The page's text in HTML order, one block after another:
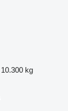
10.300 kg